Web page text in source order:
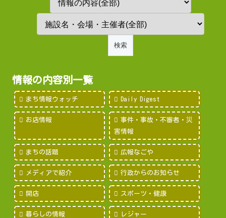
情報の内容別一覧
まち情報ウォッチ Daily Digest
お店情報
事件・事故・不審者・災
害情報
まちの話題 広報なごや
メディアで紹介 行政からのお知らせ
開店 スポーツ・健康
暮らしの情報 レジャー